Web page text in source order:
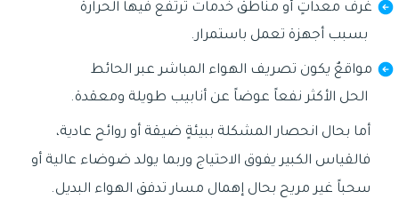
غرف معداتٍ أو مناطق خدمات ترتفع فيها الحرارة
بسبب أجهزة تعمل باستمرار.
مواقعٌ يكون تصريف الهواء المباشر عبر الحائط
الحل الأكثر نفعاً عوضاً عن أنابيب طويلة ومعقدة.
أما بحال انحصار المشكلة ببيئةٍ ضيقة أو روائح عادية،
فالقياس الكبير يفوق الاحتياج وربما يولد ضوضاء عالية أو
سحباً غير مريح بحال إهمال مسار تدفق الهواء البديل.